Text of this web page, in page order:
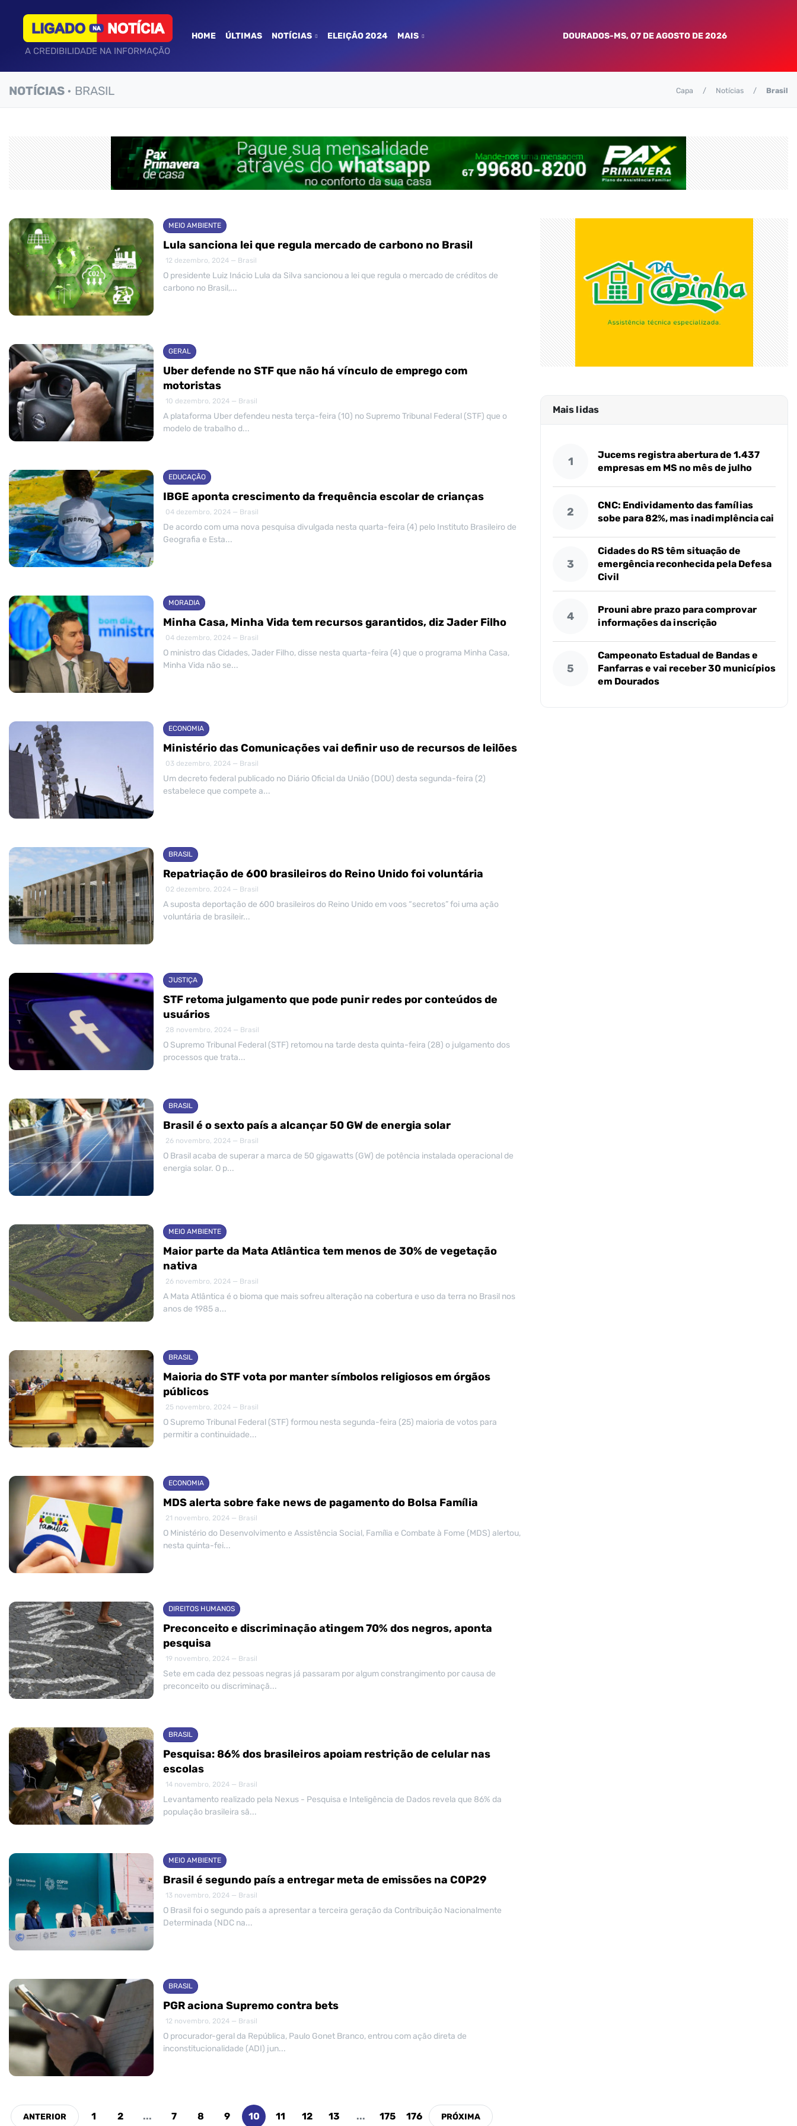
A CREDIBILIDADE NA INFORMAÇÃO
HOME ÚLTIMAS NOTÍCIAS ELEIÇÃO 2024 MAIS DOURADOS-MS, 07 DE AGOSTO DE 2026
NOTÍCIAS • BRASIL Capa Notícias Brasil
MEIO AMBIENTE
Lula sanciona lei que regula mercado de carbono no Brasil
12 dezembro, 2024 — Brasil
O presidente Luiz Inácio Lula da Silva sancionou a lei que regula o mercado de créditos de
carbono no Brasil,...
GERAL
Uber defende no STF que não há vínculo de emprego com
motoristas
10 dezembro, 2024 — Brasil
A plataforma Uber defendeu nesta terça-feira (10) no Supremo Tribunal Federal (STF) que o
modelo de trabalho d...
EDUCAÇÃO
IBGE aponta crescimento da frequência escolar de crianças
04 dezembro, 2024 — Brasil
De acordo com uma nova pesquisa divulgada nesta quarta-feira (4) pelo Instituto Brasileiro de
Geografia e Esta...
MORADIA
Minha Casa, Minha Vida tem recursos garantidos, diz Jader Filho
04 dezembro, 2024 — Brasil
O ministro das Cidades, Jader Filho, disse nesta quarta-feira (4) que o programa Minha Casa,
Minha Vida não se...
ECONOMIA
Ministério das Comunicações vai definir uso de recursos de leilões
03 dezembro, 2024 — Brasil
Um decreto federal publicado no Diário Oficial da União (DOU) desta segunda-feira (2)
estabelece que compete a...
BRASIL
Repatriação de 600 brasileiros do Reino Unido foi voluntária
02 dezembro, 2024 — Brasil
A suposta deportação de 600 brasileiros do Reino Unido em voos “secretos” foi uma ação
voluntária de brasileir...
JUSTIÇA
STF retoma julgamento que pode punir redes por conteúdos de
usuários
28 novembro, 2024 — Brasil
O Supremo Tribunal Federal (STF) retomou na tarde desta quinta-feira (28) o julgamento dos
processos que trata...
BRASIL
Brasil é o sexto país a alcançar 50 GW de energia solar
26 novembro, 2024 — Brasil
O Brasil acaba de superar a marca de 50 gigawatts (GW) de potência instalada operacional de
energia solar. O p...
MEIO AMBIENTE
Maior parte da Mata Atlântica tem menos de 30% de vegetação
nativa
26 novembro, 2024 — Brasil
A Mata Atlântica é o bioma que mais sofreu alteração na cobertura e uso da terra no Brasil nos
anos de 1985 a...
BRASIL
Maioria do STF vota por manter símbolos religiosos em órgãos
públicos
25 novembro, 2024 — Brasil
O Supremo Tribunal Federal (STF) formou nesta segunda-feira (25) maioria de votos para
permitir a continuidade...
ECONOMIA
MDS alerta sobre fake news de pagamento do Bolsa Família
21 novembro, 2024 — Brasil
O Ministério do Desenvolvimento e Assistência Social, Família e Combate à Fome (MDS) alertou,
nesta quinta-fei...
DIREITOS HUMANOS
Preconceito e discriminação atingem 70% dos negros, aponta
pesquisa
19 novembro, 2024 — Brasil
Sete em cada dez pessoas negras já passaram por algum constrangimento por causa de
preconceito ou discriminaçã...
BRASIL
Pesquisa: 86% dos brasileiros apoiam restrição de celular nas
escolas
14 novembro, 2024 — Brasil
Levantamento realizado pela Nexus - Pesquisa e Inteligência de Dados revela que 86% da
população brasileira sã...
MEIO AMBIENTE
Brasil é segundo país a entregar meta de emissões na COP29
13 novembro, 2024 — Brasil
O Brasil foi o segundo país a apresentar a terceira geração da Contribuição Nacionalmente
Determinada (NDC na...
BRASIL
PGR aciona Supremo contra bets
12 novembro, 2024 — Brasil
O procurador-geral da República, Paulo Gonet Branco, entrou com ação direta de
inconstitucionalidade (ADI) jun...
1 2 ... 7 8 9 10 11 12 13 ... 175 176
Mais lidas
1
Jucems registra abertura de 1.437
empresas em MS no mês de julho
2
CNC: Endividamento das famílias
sobe para 82%, mas inadimplência cai
3
Cidades do RS têm situação de
emergência reconhecida pela Defesa
Civil
4
Prouni abre prazo para comprovar
informações da inscrição
5
Campeonato Estadual de Bandas e
Fanfarras e vai receber 30 municípios
em Dourados